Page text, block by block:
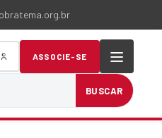
BUSCAR
ASSOCIE-SE